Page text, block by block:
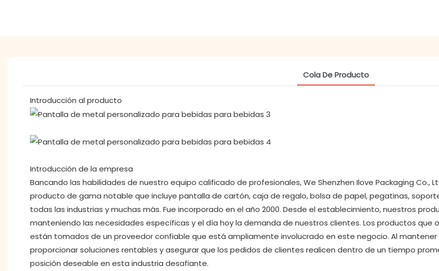
Cola De Producto
Introducción al producto
Introducción de la empresa
Bancando las habilidades de nuestro equipo calificado de profesionales, We Shenzhen Ilove Packaging Co.,
producto de gama notable que incluye pantalla de cartón, caja de regalo, bolsa de papel, pegatinas,
todas las industrias y muchas más. Fue incorporado en el año 2000. Desde el establecimiento, nuestros
manteniendo las necesidades específicas y el día hoy la demanda de nuestros clientes. Los productos
están tomados de un proveedor confiable que está ampliamente involucrado en este negocio. Al
proporcionar soluciones rentables y asegurar que los pedidos de clientes realicen dentro de un tiempo
posición deseable en esta industria desafiante.